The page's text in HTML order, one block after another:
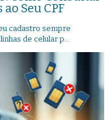
Seu CPF
cadastro sempre
de celular p...